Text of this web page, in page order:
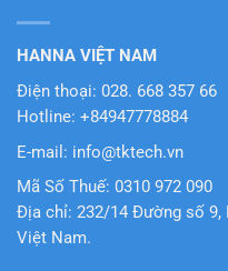
HANNA VIỆT NAM
Điện thoại: 028. 668 357 66
Hotline: +84947778884
E-mail: info@tktech.vn
Mã Số Thuế: 0310 972 090
Địa chỉ: 232/14 Đường số 9,
Việt Nam.